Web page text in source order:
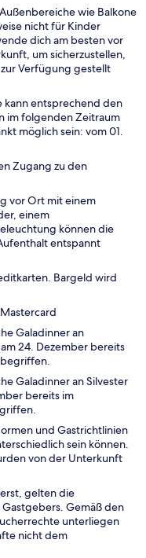
wie Balkone
nicht für Kinder
dich am besten vor
um sicherzustellen,
Verfügung gestellt
kann entsprechend den
im folgenden Zeitraum
möglich sein: vom 01.
Zugang zu den
vor Ort mit einem
einem
können die
entspannt
Bargeld wird
Galadinner an
24. Dezember bereits
Galadinner an Silvester
bereits im
und Gastrichtlinien
sein können.
von der Unterkunft
gelten die
Gemäß den
unterliegen
nicht dem